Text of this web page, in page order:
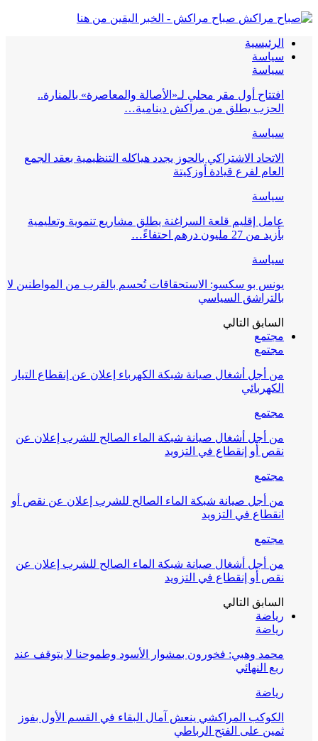
صباح مراكش - الخبر اليقين من هنا
الرئيسية
سياسة
سياسة
افتتاح أول مقر محلي لـ«الأصالة والمعاصرة» بالمنارة..
الحزب يطلق من مراكش دينامية…
سياسة
الاتحاد الاشتراكي بالحوز يجدد هياكله التنظيمية بعقد الجمع
العام لفرع قيادة أوزكيتة
سياسة
عامل إقليم قلعة السراغنة يطلق مشاريع تنموية وتعليمية
بأزيد من 27 مليون درهم احتفاءً…
سياسة
يونس بو سكسو: الاستحقاقات تُحسم بالقرب من المواطنين لا
بالتراشق السياسي
السابق التالي
مجتمع
مجتمع
من أجل أشغال صيانة شبكة الكهرباء إعلان عن إنقطاع التيار
الكهربائي
مجتمع
من أجل أشغال صيانة شبكة الماء الصالح للشرب إعلان عن
نقص أو إنقطاع في التزويد
مجتمع
من أجل صيانة شبكة الماء الصالح للشرب إعلان عن نقص أو
انقطاع في التزويد
مجتمع
من أجل أشغال صيانة شبكة الماء الصالح للشرب إعلان عن
نقص أو إنقطاع في التزويد
السابق التالي
رياضة
رياضة
محمد وهبي: فخورون بمشوار الأسود وطموحنا لا يتوقف عند
ربع النهائي
رياضة
الكوكب المراكشي ينعش آمال البقاء في القسم الأول بفوز
ثمين على الفتح الرباطي